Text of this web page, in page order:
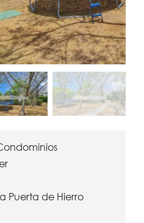
Puerta de Hierro